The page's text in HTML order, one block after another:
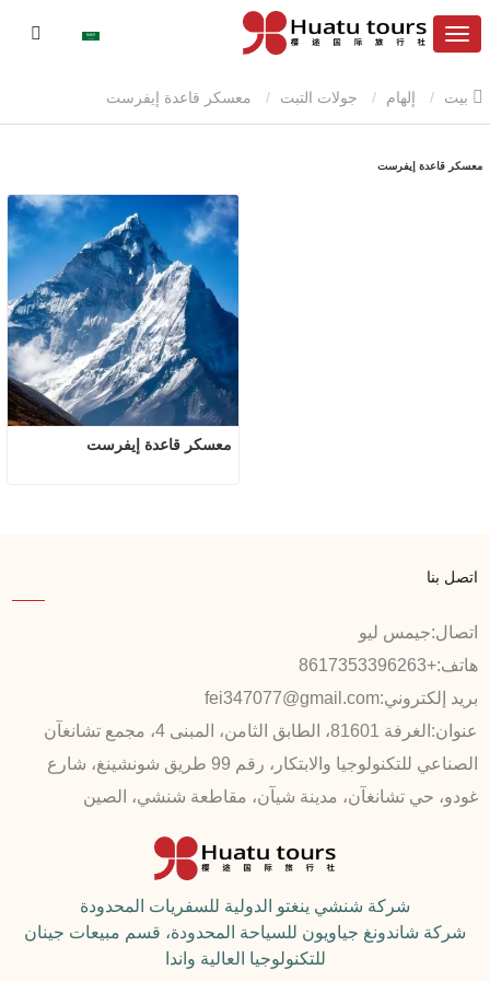
إلهام جولات التبت
معسكر قاعدة إيفرست
معسكر قاعدة إيفرست
اتصل بنا
اتصال:جيمس ليو
هاتف:+8617353396263
بريد إلكتروني:fei347077@gmail.com
عنوان:
الغرفة 81601، الطابق الثامن، المبنى 4، مجمع تشانغآن
الصناعي للتكنولوجيا والابتكار، رقم 99 طريق شونشينغ، شارع
غودو، حي تشانغآن، مدينة شيآن، مقاطعة شنشي، الصين
شركة شنشي ينغتو الدولية للسفريات المحدودة
شركة شاندونغ جياويون للسياحة المحدودة، قسم مبيعات جينان
للتكنولوجيا العالية واندا